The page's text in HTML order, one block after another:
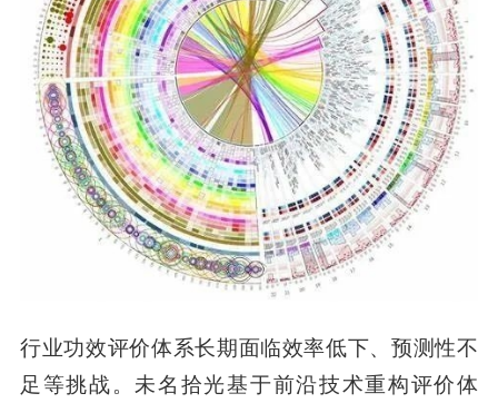
行业功效评价体系长期面临效率低下、预测性不
足等挑战。未名拾光基于前沿技术重构评价体